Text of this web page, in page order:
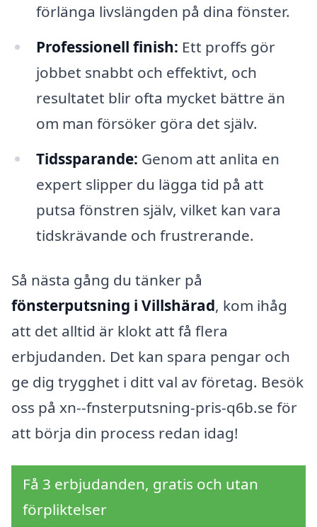
förlänga livslängden på dina fönster.
Professionell finish: Ett proffs gör
jobbet snabbt och effektivt, och
resultatet blir ofta mycket bättre än
om man försöker göra det själv.
Tidssparande: Genom att anlita en
expert slipper du lägga tid på att
putsa fönstren själv, vilket kan vara
tidskrävande och frustrerande.
Så nästa gång du tänker på
fönsterputsning i Villshärad, kom ihåg
att det alltid är klokt att få flera
erbjudanden. Det kan spara pengar och
ge dig trygghet i ditt val av företag. Besök
oss på xn--fnsterputsning-pris-q6b.se för
att börja din process redan idag!
Få 3 erbjudanden, gratis och utan
förpliktelser